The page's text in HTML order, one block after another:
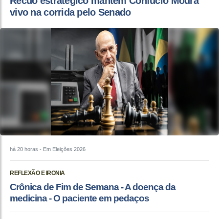
vivo na corrida pelo Senado
há 20 horas - Em Eleições 2026
REFLEXÃO E IRONIA
Crônica de Fim de Semana - A doença da
medicina - O paciente em pedaços